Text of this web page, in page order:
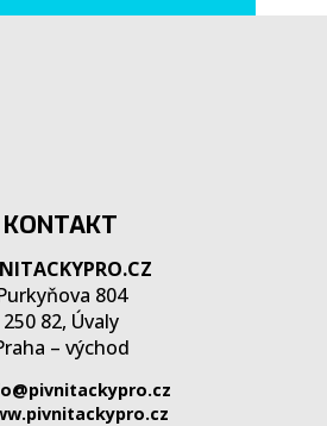
KONTAKT
804
250 82, Úvaly
– východ